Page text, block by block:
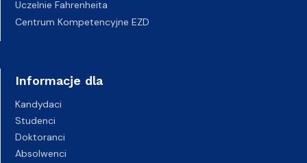
Uczelnie Fahrenheita
Centrum Kompetencyjne EZD
Informacje dla
Kandydaci
Studenci
Doktoranci
Absolwenci